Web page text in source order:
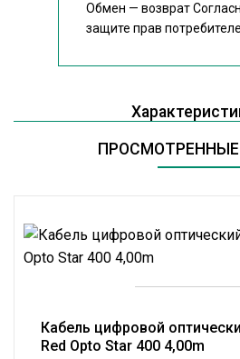
Обмен — возврат
защите прав
Кабель цифровой
Red Opto Star 400 4,00m